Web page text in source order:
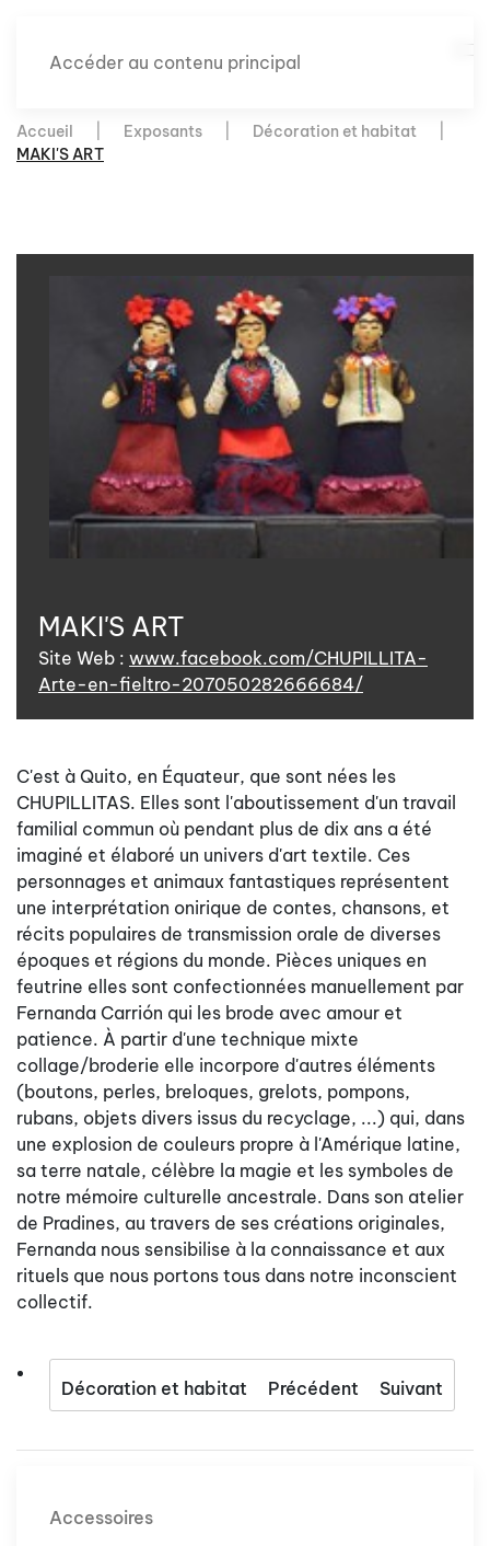
Accéder au contenu principal
Accueil Exposants
Décoration et habitat
MAKI'S ART
MAKI'S ART
Site Web : www.facebook.com/CHUPILLITA-
Arte-en-fieltro-207050282666684/
C'est à Quito, en Équateur, que sont nées les
CHUPILLITAS. Elles sont l'aboutissement d'un travail
familial commun où pendant plus de dix ans a été
imaginé et élaboré un univers d'art textile. Ces
personnages et animaux fantastiques représentent
une interprétation onirique de contes, chansons, et
récits populaires de transmission orale de diverses
époques et régions du monde. Pièces uniques en
feutrine elles sont confectionnées manuellement par
Fernanda Carrión qui les brode avec amour et
patience. À partir d'une technique mixte
collage/broderie elle incorpore d'autres éléments
(boutons, perles, breloques, grelots, pompons,
rubans, objets divers issus du recyclage, ...) qui, dans
une explosion de couleurs propre à l'Amérique latine,
sa terre natale, célèbre la magie et les symboles de
notre mémoire culturelle ancestrale. Dans son atelier
de Pradines, au travers de ses créations originales,
Fernanda nous sensibilise à la connaissance et aux
rituels que nous portons tous dans notre inconscient
collectif.
Décoration et habitat Précédent Suivant
Accessoires